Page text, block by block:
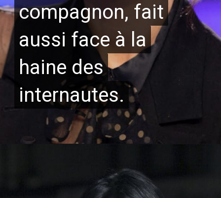
compagnon, fait
aussi face à la
haine des
internautes.
compagnon, fait
aussi face à la
haine des
internautes.